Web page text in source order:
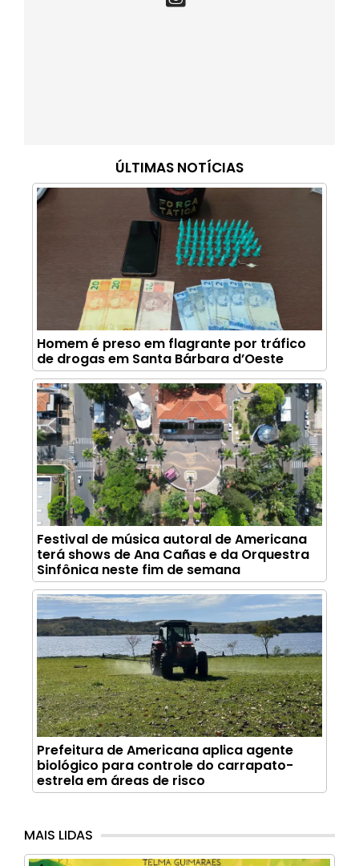
ÚLTIMAS NOTÍCIAS
Homem é preso em flagrante por tráfico
de drogas em Santa Bárbara d’Oeste
Festival de música autoral de Americana
terá shows de Ana Cañas e da Orquestra
Sinfônica neste fim de semana
Prefeitura de Americana aplica agente
biológico para controle do carrapato-
estrela em áreas de risco
MAIS LIDAS